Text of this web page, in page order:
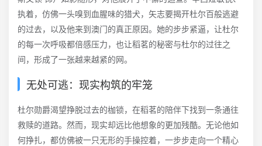
执着，仿佛一头嗅到血腥味的猎犬，矢志要揭开杜尔百般逃避
的过去，以及他来到澳门的真正原因。她的步步紧逼，让杜尔
的每一次呼吸都倍感压力，也让稻茗的秘密与杜尔的过往之
间，形成了一张越来越紧的网。
无处可逃：现实构筑的牢笼
杜尔勋爵渴望挣脱过去的枷锁，在稻茗的陪伴下找到一条通往
救赎的道路。然而，现实却远比他想象的更加残酷。无论他如
何挣扎，都仿佛被一只无形的手操控着，一步步走向一个精心